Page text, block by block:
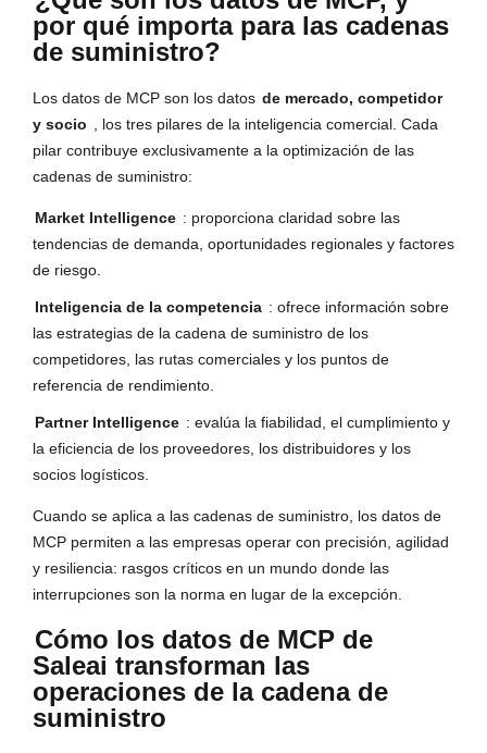
por qué importa para las cadenas
de suministro?
Los datos de MCP son los datos de mercado, competidor
y socio , los tres pilares de la inteligencia comercial. Cada
pilar contribuye exclusivamente a la optimización de las
cadenas de suministro:
Market Intelligence : proporciona claridad sobre las
tendencias de demanda, oportunidades regionales y factores
de riesgo.
Inteligencia de la competencia : ofrece información sobre
las estrategias de la cadena de suministro de los
competidores, las rutas comerciales y los puntos de
referencia de rendimiento.
Partner Intelligence : evalúa la fiabilidad, el cumplimiento y
la eficiencia de los proveedores, los distribuidores y los
socios logísticos.
Cuando se aplica a las cadenas de suministro, los datos de
MCP permiten a las empresas operar con precisión, agilidad
y resiliencia: rasgos críticos en un mundo donde las
interrupciones son la norma en lugar de la excepción.
Cómo los datos de MCP de
Saleai transforman las
operaciones de la cadena de
suministro